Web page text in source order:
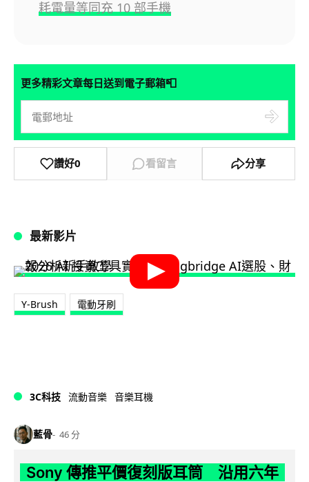
耗電量等同充 10 部手機
更多精彩文章每日送到電子郵箱📮
讚好0 看留言 分享
最新影片
Y-Brush 電動牙刷
3C科技 流動音樂 音樂耳機
藍骨 46 分
Sony 傳推平價復刻版耳筒 沿用六年